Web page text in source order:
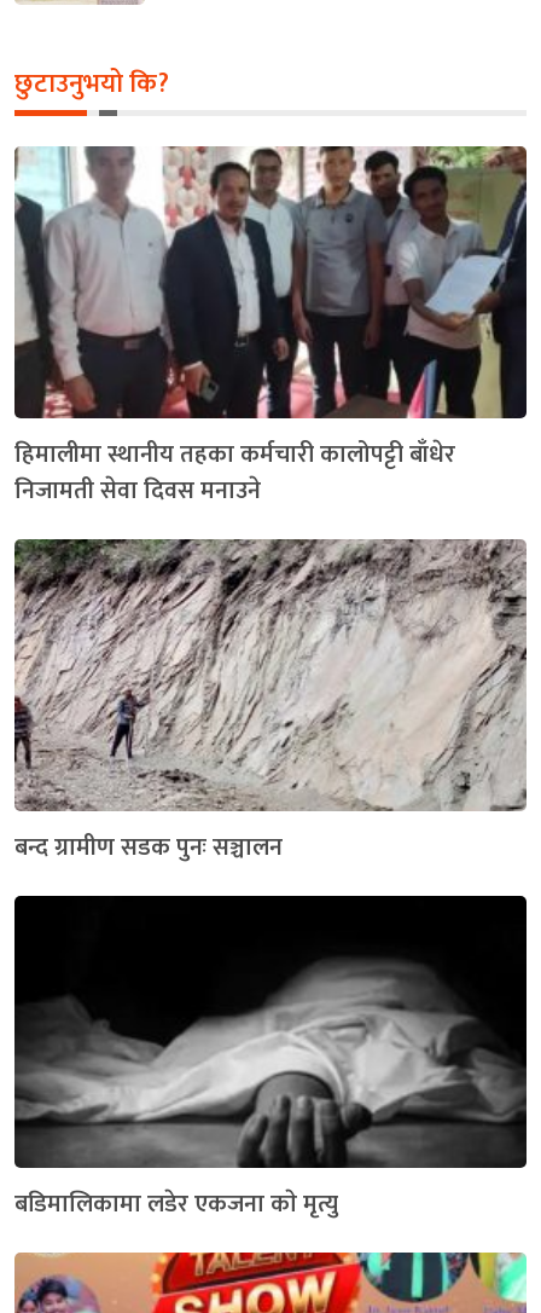
छुटाउनुभयो कि?
हिमालीमा स्थानीय तहका कर्मचारी कालोपट्टी बाँधेर
निजामती सेवा दिवस मनाउने
बन्द ग्रामीण सडक पुनः सञ्चालन
बडिमालिकामा लडेर एकजना काे मृत्यु